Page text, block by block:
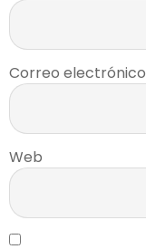
Correo electrónico
Web